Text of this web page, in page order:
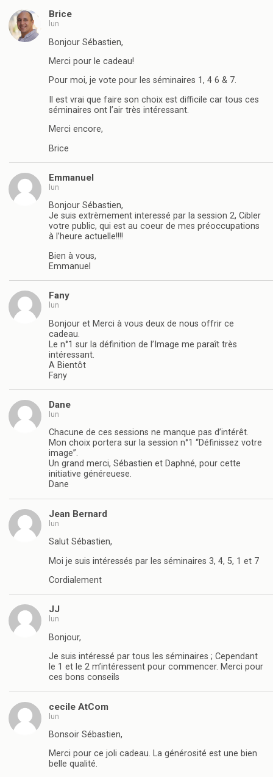
Brice
lun
Bonjour Sébastien,
Merci pour le cadeau!
Pour moi, je vote pour les séminaires 1, 4 6 & 7.
Il est vrai que faire son choix est difficile car tous ces
séminaires ont l’air très intéressant.
Merci encore,
Brice
Emmanuel
lun
Bonjour Sébastien,
Je suis extrèmement interessé par la session 2, Cibler
votre public, qui est au coeur de mes préoccupations
à l’heure actuelle!!!!
Bien à vous,
Emmanuel
Fany
lun
Bonjour et Merci à vous deux de nous offrir ce
cadeau.
Le n°1 sur la définition de l’Image me paraît très
intéressant.
A Bientôt
Fany
Dane
lun
Chacune de ces sessions ne manque pas d’intérêt.
Mon choix portera sur la session n°1 “Définissez votre
image”.
Un grand merci, Sébastien et Daphné, pour cette
initiative généreuese.
Dane
Jean Bernard
lun
Salut Sébastien,
Moi je suis intéressés par les séminaires 3, 4, 5, 1 et 7
Cordialement
JJ
lun
Bonjour,
Je suis intéressé par tous les séminaires ; Cependant
le 1 et le 2 m’intéressent pour commencer. Merci pour
ces bons conseils
cecile AtCom
lun
Bonsoir Sébastien,
Merci pour ce joli cadeau. La générosité est une bien
belle qualité.